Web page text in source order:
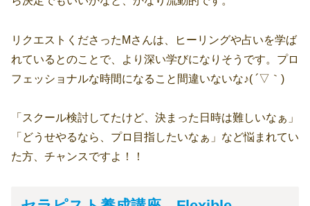
リクエストくださったMさんは、ヒーリングや占いを学ば
れているとのことで、より深い学びになりそうです。プロ
フェッショナルな時間になること間違いないな♪( ´▽｀)
「スクール検討してたけど、決まった日時は難しいなぁ」
「どうせやるなら、プロ目指したいなぁ」など悩まれてい
た方、チャンスですよ！！